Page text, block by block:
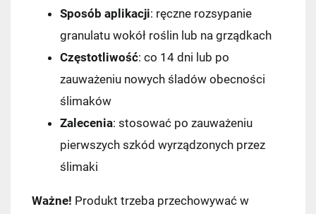
Sposób aplikacji: ręczne rozsypanie
granulatu wokół roślin lub na grządkach
Częstotliwość: co 14 dni lub po
zauważeniu nowych śladów obecności
ślimaków
Zalecenia: stosować po zauważeniu
pierwszych szkód wyrządzonych przez
ślimaki
Ważne! Produkt trzeba przechowywać w